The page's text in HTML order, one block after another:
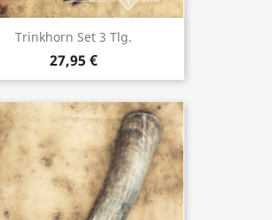
Trinkhorn Set 3 Tlg.
27,95 €